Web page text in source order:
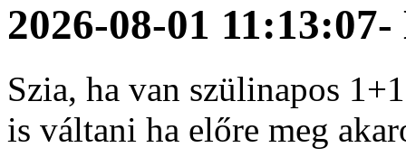
2026-08-01 11:13:07-
Szia, ha van szülinapos
is váltani ha előre meg